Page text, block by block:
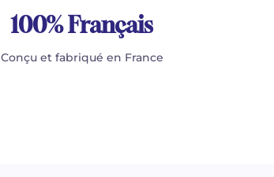
100% Français
Conçu et fabriqué en France